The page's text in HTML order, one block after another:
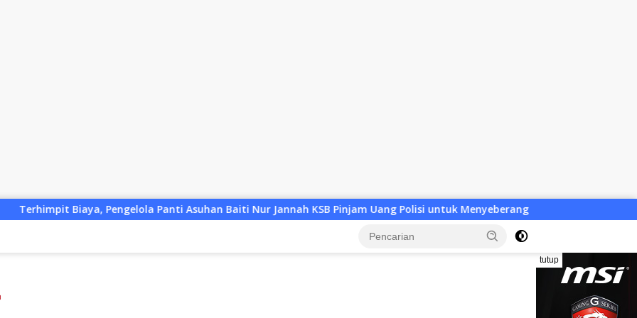
Panti Asuhan Baiti Nur Jannah KSB Pinjam Uang Polisi untuk Menyeberang, Asesmen Bantuan Tak Kunjung Tuntas
tutup